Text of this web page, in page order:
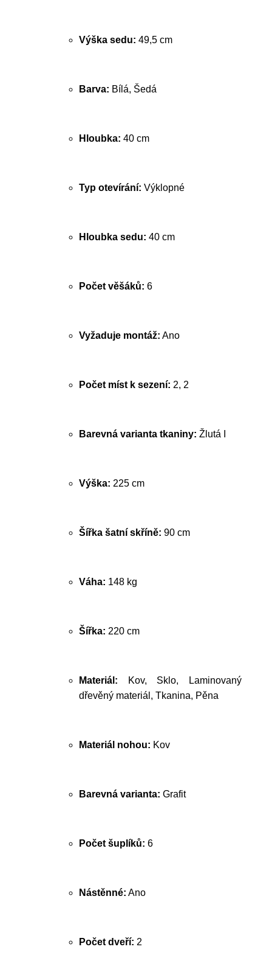
Výška sedu: 49,5 cm
Barva: Bílá, Šedá
Hloubka: 40 cm
Typ otevírání: Výklopné
Hloubka sedu: 40 cm
Počet věšáků: 6
Vyžaduje montáž: Ano
Počet míst k sezení: 2, 2
Barevná varianta tkaniny: Žlutá I
Výška: 225 cm
Šířka šatní skříně: 90 cm
Váha: 148 kg
Šířka: 220 cm
Materiál: Kov, Sklo, Laminovaný
dřevěný materiál, Tkanina, Pěna
Materiál nohou: Kov
Barevná varianta: Grafit
Počet šuplíků: 6
Nástěnné: Ano
Počet dveří: 2